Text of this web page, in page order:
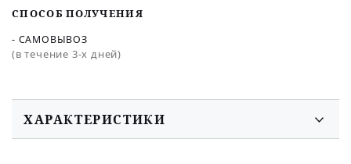
СПОСОБ ПОЛУЧЕНИЯ
- САМОВЫВОЗ
(в течение 3-х дней)
ХАРАКТЕРИСТИКИ